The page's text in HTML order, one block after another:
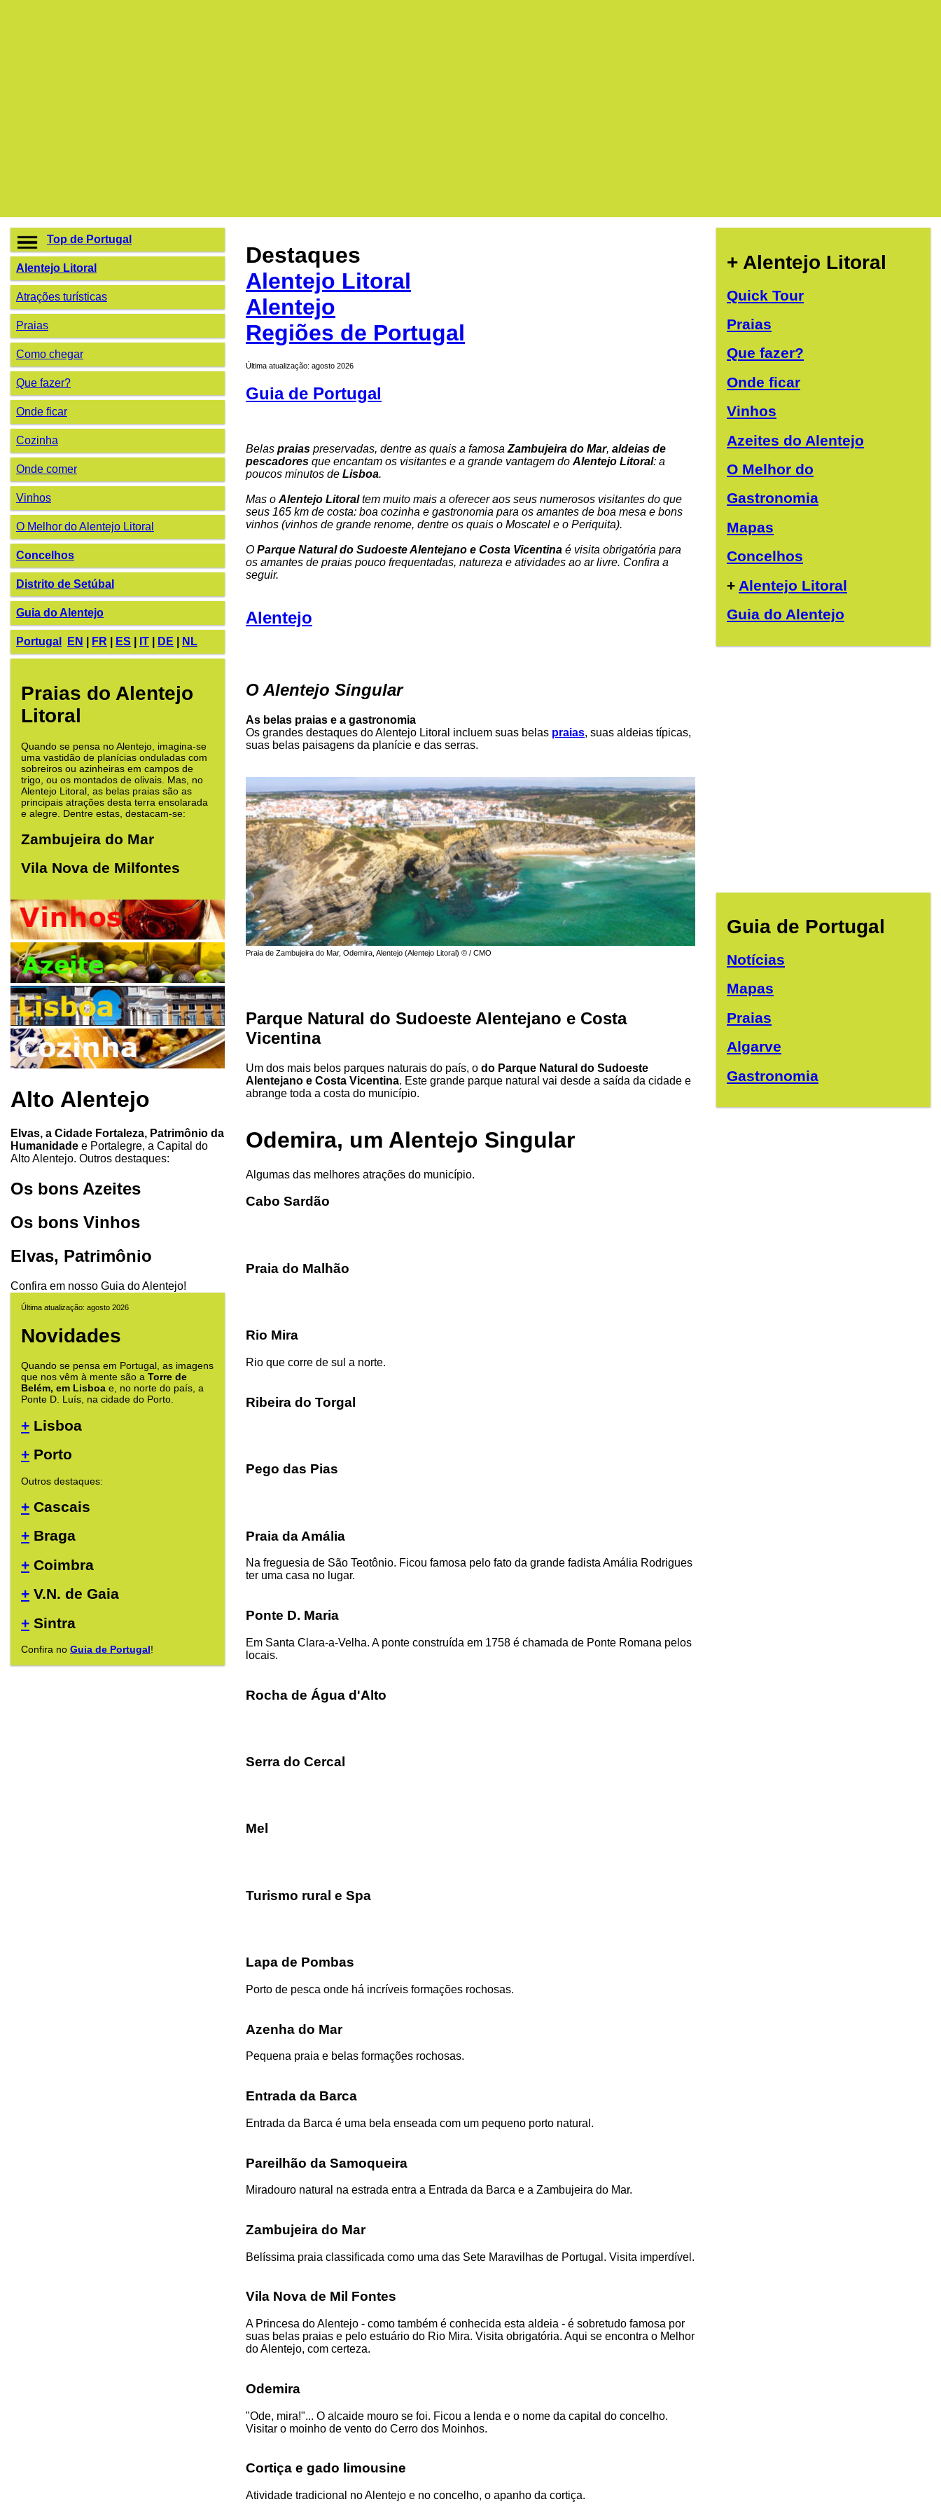
Top de Portugal
Alentejo Litoral
Atrações turísticas
Praias
Como chegar
Que fazer?
Onde ficar
Cozinha
Onde comer
Vinhos
O Melhor do Alentejo Litoral
Concelhos
Distrito de Setúbal
Guia do Alentejo
Portugal EN FR ES IT DE NL
Praias do Alentejo
Litoral
Quando se pensa no Alentejo, imagina-se
uma vastidão de planícias onduladas com
sobreiros ou azinheiras em campos de
trigo, ou os montados de olivais. Mas, no
Alentejo Litoral, as belas praias são as
principais atrações desta terra ensolarada
e alegre. Dentre estas, destacam-se:
Zambujeira do Mar
Vila Nova de Milfontes
Alto Alentejo
Elvas, a Cidade Fortaleza, Patrimônio da
Humanidade e Portalegre, a Capital do
Alto Alentejo. Outros destaques:
Os bons Azeites
Os bons Vinhos
Elvas, Patrimônio
Confira em nosso Guia do Alentejo!
Última atualização: agosto 2026
Novidades
Quando se pensa em Portugal, as imagens
que nos vêm à mente são a Torre de
Belém, em Lisboa e, no norte do país, a
Ponte D. Luís, na cidade do Porto.
+ Lisboa
+ Porto
Outros destaques:
+ Cascais
+ Braga
+ Coimbra
+ V.N. de Gaia
+ Sintra
Confira no Guia de Portugal!
Destaques
Alentejo Litoral
Alentejo
Regiões de Portugal
Última atualização: agosto 2026
Guia de Portugal
Belas praias preservadas, dentre as quais a famosa Zambujeira do Mar, aldeias de
pescadores que encantam os visitantes e a grande vantagem do Alentejo Litoral: a
poucos minutos de Lisboa.
Mas o Alentejo Litoraltem muito mais a oferecer aos seus numerosos visitantes do que
seus 165 km de costa: boa cozinha e gastronomia para os amantes de boa mesa e bons
vinhos (vinhos de grande renome, dentre os quais o Moscatel e o Periquita).
O Parque Natural do Sudoeste Alentejano e Costa Vicentina é visita obrigatória para
os amantes de praias pouco frequentadas, natureza e atividades ao ar livre. Confira a
seguir.
Alentejo
O Alentejo Singular
As belas praias e a gastronomia
Os grandes destaques do Alentejo Litoral incluem suas belas praias, suas aldeias típicas,
suas belas paisagens da planície e das serras.
Praia de Zambujeira do Mar, Odemira, Alentejo (Alentejo Litoral) © / CMO
Parque Natural do Sudoeste Alentejano e Costa
Vicentina
Um dos mais belos parques naturais do país, o do Parque Natural do Sudoeste
Alentejano e Costa Vicentina. Este grande parque natural vai desde a saída da cidade e
abrange toda a costa do município.
Odemira, um Alentejo Singular
Algumas das melhores atrações do município.
Cabo Sardão
Praia do Malhão
Rio Mira
Rio que corre de sul a norte.
Ribeira do Torgal
Pego das Pias
Praia da Amália
Na freguesia de São Teotônio. Ficou famosa pelo fato da grande fadista Amália Rodrigues
ter uma casa no lugar.
Ponte D. Maria
Em Santa Clara-a-Velha. A ponte construída em 1758 é chamada de Ponte Romana pelos
locais.
Rocha de Água d'Alto
Serra do Cercal
Mel
Turismo rural e Spa
Lapa de Pombas
Porto de pesca onde há incríveis formações rochosas.
Azenha do Mar
Pequena praia e belas formações rochosas.
Entrada da Barca
Entrada da Barca é uma bela enseada com um pequeno porto natural.
Pareilhão da Samoqueira
Miradouro natural na estrada entra a Entrada da Barca e a Zambujeira do Mar.
Zambujeira do Mar
Belíssima praia classificada como uma das Sete Maravilhas de Portugal. Visita imperdível.
Vila Nova de Mil Fontes
A Princesa do Alentejo - como também é conhecida esta aldeia - é sobretudo famosa por
suas belas praias e pelo estuário do Rio Mira. Visita obrigatória. Aqui se encontra o Melhor
do Alentejo, com certeza.
Odemira
"Ode, mira!"... O alcaide mouro se foi. Ficou a lenda e o nome da capital do concelho.
Visitar o moinho de vento do Cerro dos Moinhos.
Cortiça e gado limousine
Atividade tradicional no Alentejo e no concelho, o apanho da cortiça.
+ Alentejo Litoral
Quick Tour
Praias
Que fazer?
Onde ficar
Vinhos
Azeites do Alentejo
O Melhor do
Gastronomia
Mapas
Concelhos
+ Alentejo Litoral
Guia do Alentejo
Guia de Portugal
Notícias
Mapas
Praias
Algarve
Gastronomia